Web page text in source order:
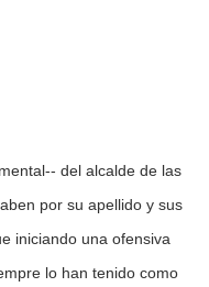
del alcalde de las
por su apellido y sus
iniciando una ofensiva
lo han tenido como